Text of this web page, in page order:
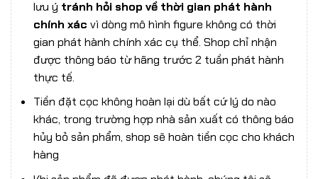
lưu ý tránh hỏi shop về thời gian phát hành
chính xác vì dòng mô hình figure không có thời
gian phát hành chính xác cụ thể. Shop chỉ nhận
được thông báo từ hãng trước 2 tuần phát hành
thực tế.
Tiền đặt cọc không hoàn lại dù bất cứ lý do nào
khác, trong trường hợp nhà sản xuất có thông báo
hủy bỏ sản phẩm, shop sẽ hoàn tiền cọc cho khách
hàng